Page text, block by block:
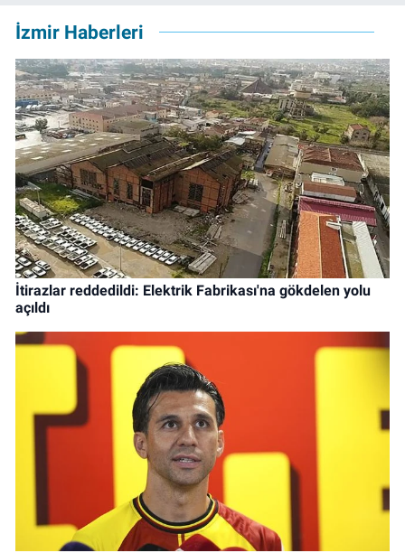
İzmir Haberleri
İtirazlar reddedildi: Elektrik Fabrikası'na gökdelen yolu
açıldı